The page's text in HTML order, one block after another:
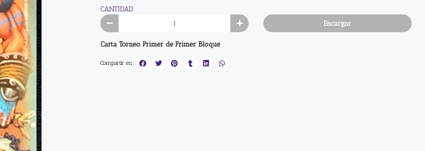
CANTIDAD
Encargar
Carta Torneo Primer de Primer Bloque
Compartir en: